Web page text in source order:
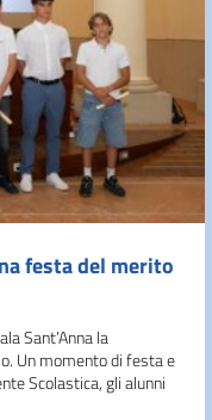
festa del merito
Sant’Anna la
Un momento di festa e
Scolastica, gli alunni